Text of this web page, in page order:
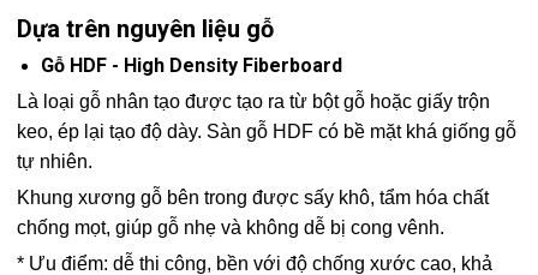
Dựa trên nguyên liệu gỗ
Gỗ HDF - High Density Fiberboard
Là loại gỗ nhân tạo được tạo ra từ bột gỗ hoặc giấy trộn
keo, ép lại tạo độ dày. Sàn gỗ HDF có bề mặt khá giống gỗ
tự nhiên.
Khung xương gỗ bên trong được sấy khô, tẩm hóa chất
chống mọt, giúp gỗ nhẹ và không dễ bị cong vênh.
* Ưu điểm: dễ thi công, bền với độ chống xước cao, khả